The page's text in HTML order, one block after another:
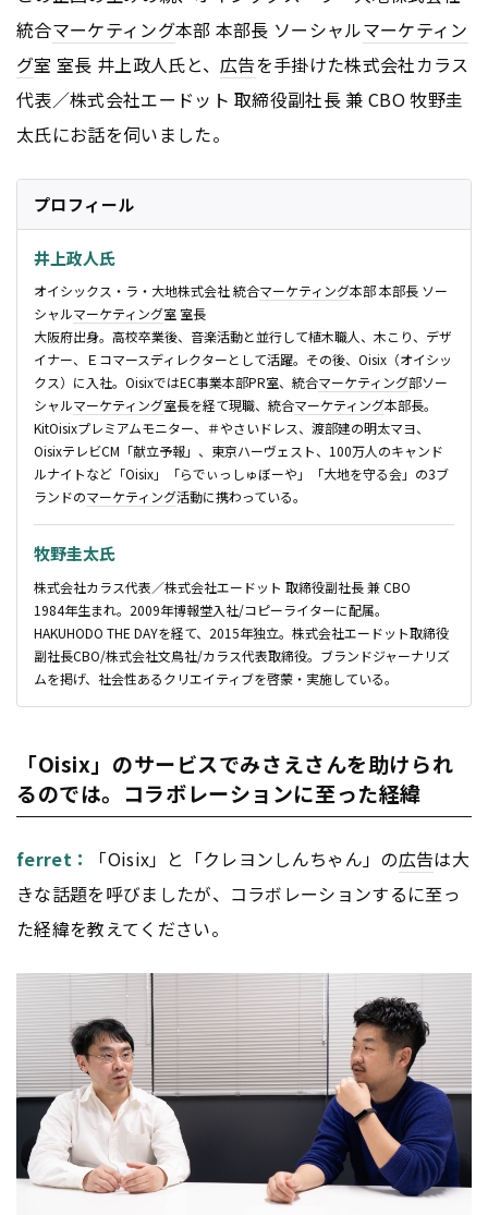
統合マーケティング本部 本部長 ソーシャルマーケティン
グ室 室長 井上政人氏と、広告を手掛けた株式会社カラス
代表／株式会社エードット 取締役副社長 兼 CBO 牧野圭
太氏にお話を伺いました。
プロフィール
井上政人氏
オイシックス・ラ・大地株式会社 統合マーケティング本部 本部長 ソー
シャルマーケティング室 室長
大阪府出身。高校卒業後、音楽活動と並行して植木職人、木こり、デザ
イナー、Ｅコマースディレクターとして活躍。その後、Oisix（オイシッ
クス）に入社。OisixではEC事業本部PR室、統合マーケティング部ソー
シャルマーケティング室長を経て現職、統合マーケティング本部長。
KitOisixプレミアムモニター、＃やさいドレス、渡部建の明太マヨ、
OisixテレビCM「献立予報」、東京ハーヴェスト、100万人のキャンド
ルナイトなど「Oisix」「らでぃっしゅぼーや」「大地を守る会」の3ブ
ランドのマーケティング活動に携わっている。
牧野圭太氏
株式会社カラス代表／株式会社エードット 取締役副社長 兼 CBO
1984年生まれ。2009年博報堂入社/コピーライターに配属。
HAKUHODO THE DAYを経て、2015年独立。株式会社エードット取締役
副社長CBO/株式会社文鳥社/カラス代表取締役。ブランドジャーナリズ
ムを掲げ、社会性あるクリエイティブを啓蒙・実施している。
「Oisix」のサービスでみさえさんを助けられ
るのでは。コラボレーションに至った経緯
ferret： 「Oisix」と「クレヨンしんちゃん」の広告は大
きな話題を呼びましたが、コラボレーションするに至っ
た経緯を教えてください。